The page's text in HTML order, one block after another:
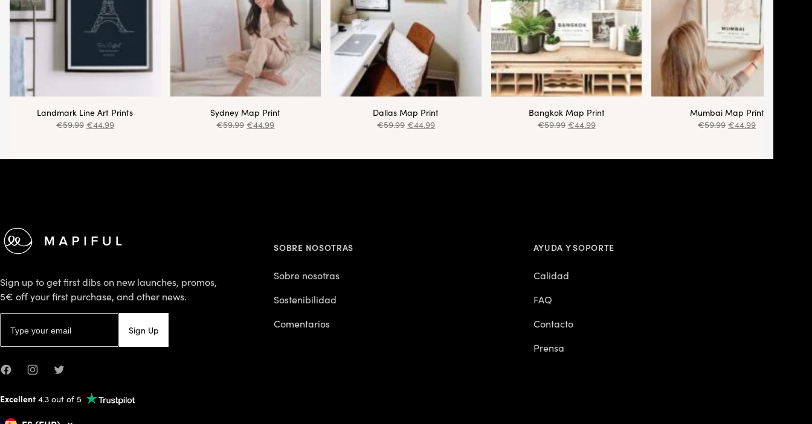
Landmark Line Art Prints
€59.99 €44.99
Sydney Map Print
€59.99 €44.99
Dallas Map Print
€59.99 €44.99
Bangkok Map Print
€59.99 €44.99
Mumbai Map Print
€59.99 €44.99
Sign up to get first dibs on new launches, promos,
5€ off your first purchase, and other news.
Sign Up
FacebookInstagramTwitter
Excellent 4.3 out of 5
SOBRE NOSOTRAS
Sobre nosotras
Sostenibilidad
Comentarios
AYUDA Y SOPORTE
Calidad
FAQ
Contacto
Prensa